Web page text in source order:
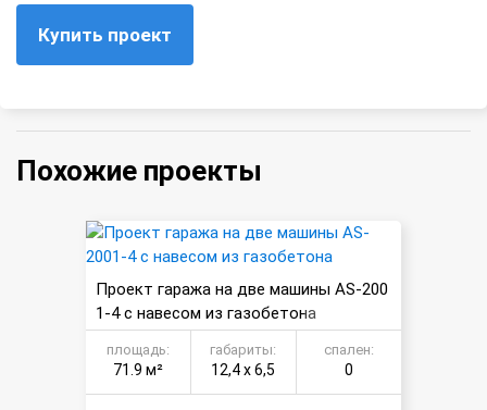
Купить проект
Похожие проекты
Проект гаража на две машины AS-200
1-4 с навесом из газобетона
площадь:
71.9 м²
габариты:
12,4 х 6,5
спален:
0